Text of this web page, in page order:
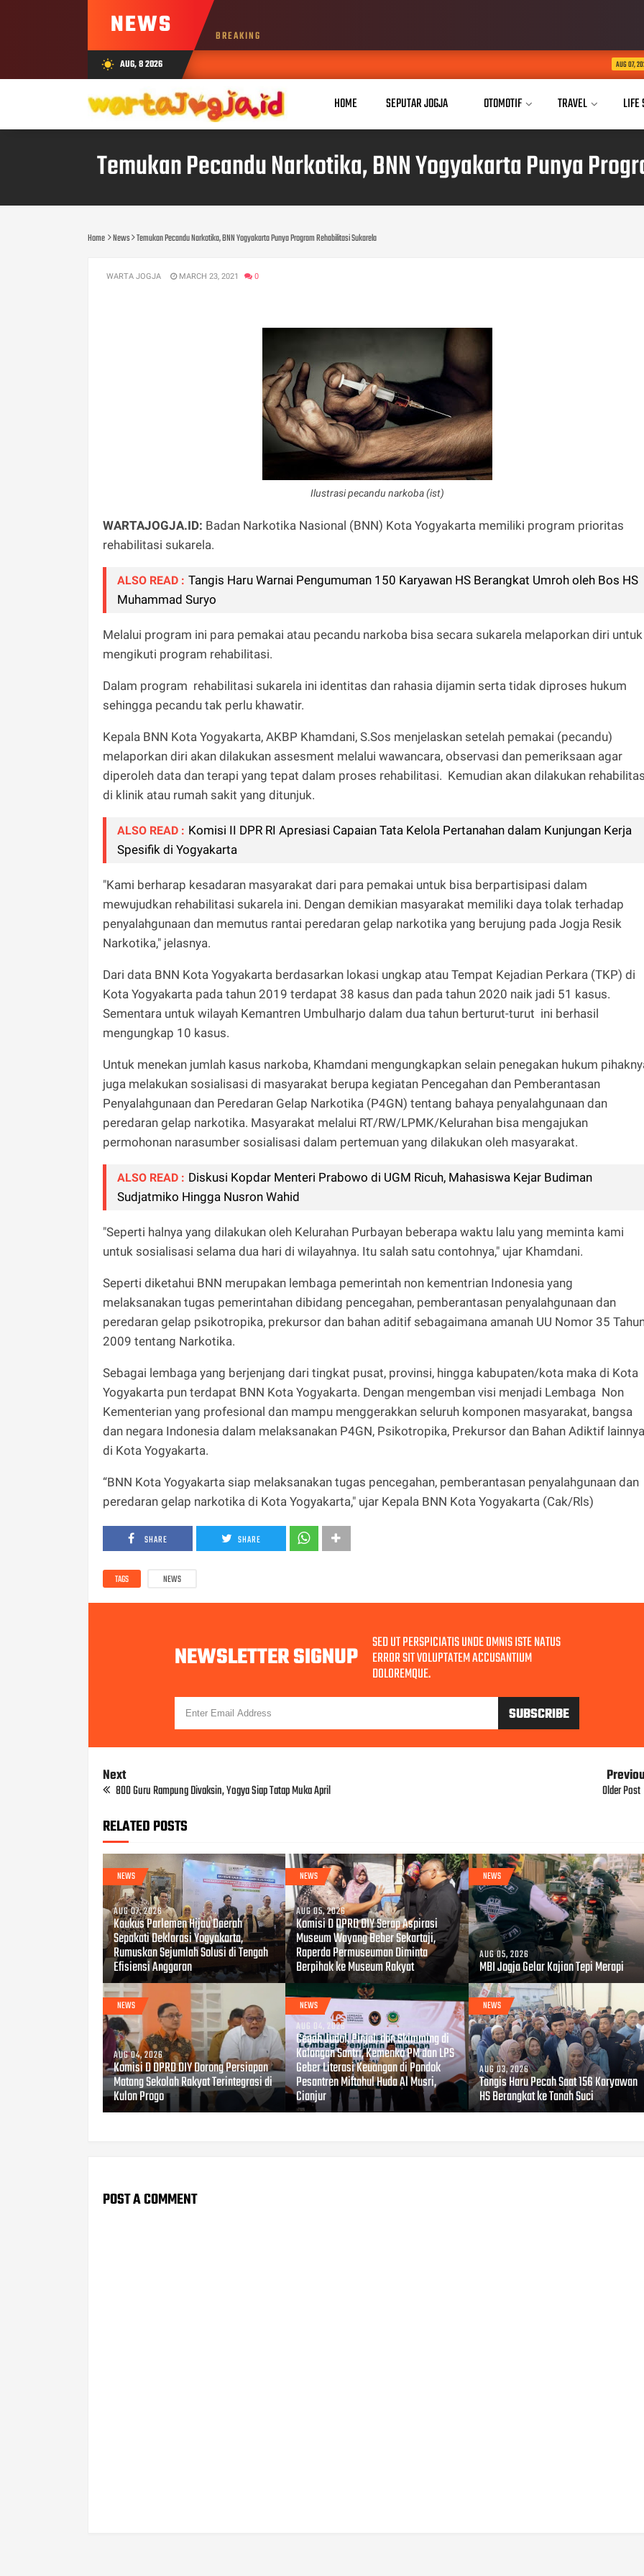
NEWS BREAKING
wb_sunny AUG, 8 2026 Buka Akses
HOME SEPUTAR JOGJA OTOMOTIF TRAVEL LIFE
Temukan Pecandu Narkotika, BNN Yogyakarta Punya
Home News Temukan Pecandu Narkotika, BNN Yogyakarta Punya Program Rehabilitasi Sukarela
WARTA JOGJA MARCH 23, 2021 0
Ilustrasi pecandu narkoba (ist)
WARTAJOGJA.ID: Badan Narkotika Nasional (BNN) Kota Yogyakarta memiliki program prioritas
rehabilitasi sukarela.
ALSO READ : Tangis Haru Warnai Pengumuman 150 Karyawan HS Berangkat Umroh oleh Bos HS
Muhammad Suryo
Melalui program ini para pemakai atau pecandu narkoba bisa secara sukarela melaporkan diri untuk
mengikuti program rehabilitasi.
Dalam program rehabilitasi sukarela ini identitas dan rahasia dijamin serta tidak diproses hukum
sehingga pecandu tak perlu khawatir.
Kepala BNN Kota Yogyakarta, AKBP Khamdani, S.Sos menjelaskan setelah pemakai (pecandu)
melaporkan diri akan dilakukan assesment melalui wawancara, observasi dan pemeriksaan agar
diperoleh data dan terapi yang tepat dalam proses rehabilitasi. Kemudian akan dilakukan
di klinik atau rumah sakit yang ditunjuk.
ALSO READ : Komisi II DPR RI Apresiasi Capaian Tata Kelola Pertanahan dalam Kunjungan Kerja
Spesifik di Yogyakarta
"Kami berharap kesadaran masyarakat dari para pemakai untuk bisa berpartisipasi dalam
mewujudkan rehabilitasi sukarela ini. Dengan demikian masyarakat memiliki daya tolak terhadap
penyalahgunaan dan memutus rantai peredaran gelap narkotika yang berujung pada Jogja Resik
Narkotika," jelasnya.
Dari data BNN Kota Yogyakarta berdasarkan lokasi ungkap atau Tempat Kejadian Perkara (TKP) di
Kota Yogyakarta pada tahun 2019 terdapat 38 kasus dan pada tahun 2020 naik jadi 51 kasus.
Sementara untuk wilayah Kemantren Umbulharjo dalam dua tahun berturut-turut ini berhasil
mengungkap 10 kasus.
Untuk menekan jumlah kasus narkoba, Khamdani mengungkapkan selain penegakan hukum
juga melakukan sosialisasi di masyarakat berupa kegiatan Pencegahan dan Pemberantasan
Penyalahgunaan dan Peredaran Gelap Narkotika (P4GN) tentang bahaya penyalahgunaan dan
peredaran gelap narkotika. Masyarakat melalui RT/RW/LPMK/Kelurahan bisa mengajukan
permohonan narasumber sosialisasi dalam pertemuan yang dilakukan oleh masyarakat.
ALSO READ : Diskusi Kopdar Menteri Prabowo di UGM Ricuh, Mahasiswa Kejar Budiman
Sudjatmiko Hingga Nusron Wahid
"Seperti halnya yang dilakukan oleh Kelurahan Purbayan beberapa waktu lalu yang meminta kami
untuk sosialisasi selama dua hari di wilayahnya. Itu salah satu contohnya," ujar Khamdani.
Seperti diketahui BNN merupakan lembaga pemerintah non kementrian Indonesia yang
melaksanakan tugas pemerintahan dibidang pencegahan, pemberantasan penyalahgunaan dan
peredaran gelap psikotropika, prekursor dan bahan aditif sebagaimana amanah UU Nomor 35
2009 tentang Narkotika.
Sebagai lembaga yang berjenjang dari tingkat pusat, provinsi, hingga kabupaten/kota maka di Kota
Yogyakarta pun terdapat BNN Kota Yogyakarta. Dengan mengemban visi menjadi Lembaga Non
Kementerian yang profesional dan mampu menggerakkan seluruh komponen masyarakat, bangsa
dan negara Indonesia dalam melaksanakan P4GN, Psikotropika, Prekursor dan Bahan Adiktif lainnya
di Kota Yogyakarta.
“BNN Kota Yogyakarta siap melaksanakan tugas pencegahan, pemberantasan penyalahgunaan dan
peredaran gelap narkotika di Kota Yogyakarta," ujar Kepala BNN Kota Yogyakarta (Cak/Rls)
SHARE SHARE
TAGS NEWS
NEWSLETTER SIGNUP SED UT PERSPICIATIS UNDE OMNIS ISTE NATUS
ERROR SIT VOLUPTATEM ACCUSANTIUM
DOLOREMQUE.
Next
800 Guru Rampung Divaksin, Yogya Siap Tatap Muka April Older Post
RELATED POSTS
NEWS
AUG 07, 2026
Kaukus Parlemen Hijau Daerah
Sepakati Deklarasi Yogyakarta,
Rumuskan Sejumlah Solusi di Tengah
Efisiensi Anggaran
NEWS
AUG 05, 2026
Komisi D DPRD DIY Serap Aspirasi
Museum Wayang Beber Sekartaji,
Raperda Permuseuman Diminta
Berpihak ke Museum Rakyat
NEWS
AUG 05, 2026
MBI Jogja Gelar Kajian Tepi Merapi
NEWS
AUG 04, 2026
Komisi D DPRD DIY Dorong Persiapan
Matang Sekolah Rakyat Terintegrasi di
Kulon Progo
NEWS
AUG 04, 2026
Cegah Judol, Pinjol, dan Skimming di
Kalangan Santri, Kemenko PM dan LPS
Geber Literasi Keuangan di Pondok
Pesantren Miftahul Huda Al Musri,
Cianjur
NEWS
AUG 03, 2026
Tangis Haru Pecah Saat 156 Karyawan
HS Berangkat ke Tanah Suci
POST A COMMENT